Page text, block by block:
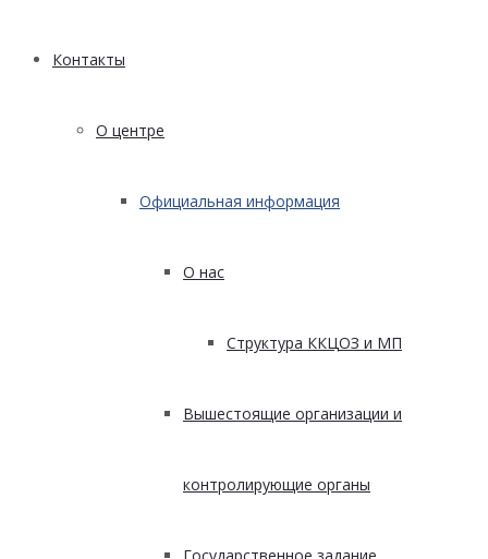
Контакты
О центре
Официальная информация
О нас
Структура ККЦОЗ и МП
Вышестоящие организации и
контролирующие органы